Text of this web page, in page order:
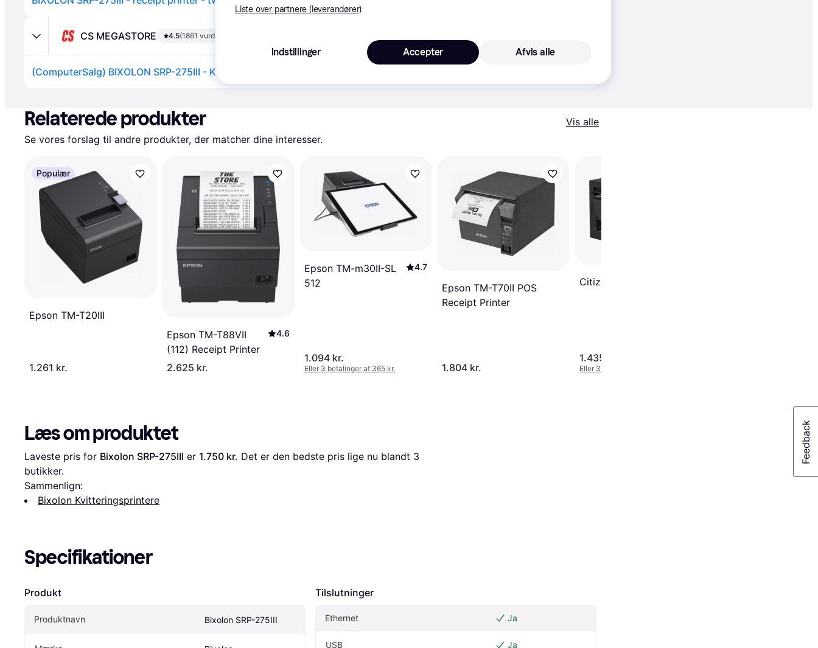
CS MEGASTORE 4.5(1861 vurderinger)
Relaterede produkter
Vis alle
Se vores forslag til andre produkter, der matcher dine interesser.
Populær
Epson TM-T20III
1.261 kr.
Epson TM-T88VII
(112) Receipt Printer
4.6
2.625 kr.
Epson TM-m30II-SL
512
4.7
1.094 kr.
Eller 3 betalinger af 365 kr.
Epson TM-T70II POS
Receipt Printer
1.804 kr.
Citizen CT-E351
1.435 kr.
Eller 3 betalinger af 478 kr.
Læs om produktet
Laveste pris for Bixolon SRP-275III er 1.750 kr. Det er den bedste pris lige nu blandt 3
butikker.
Sammenlign:
Bixolon Kvitteringsprintere
Specifikationer
Produkt
Produktnavn Bixolon SRP-275III
Tilslutninger
Ethernet Ja
USB Ja
Liste over partnere (leverandører)
Indstillinger Afvis alle
Accepter